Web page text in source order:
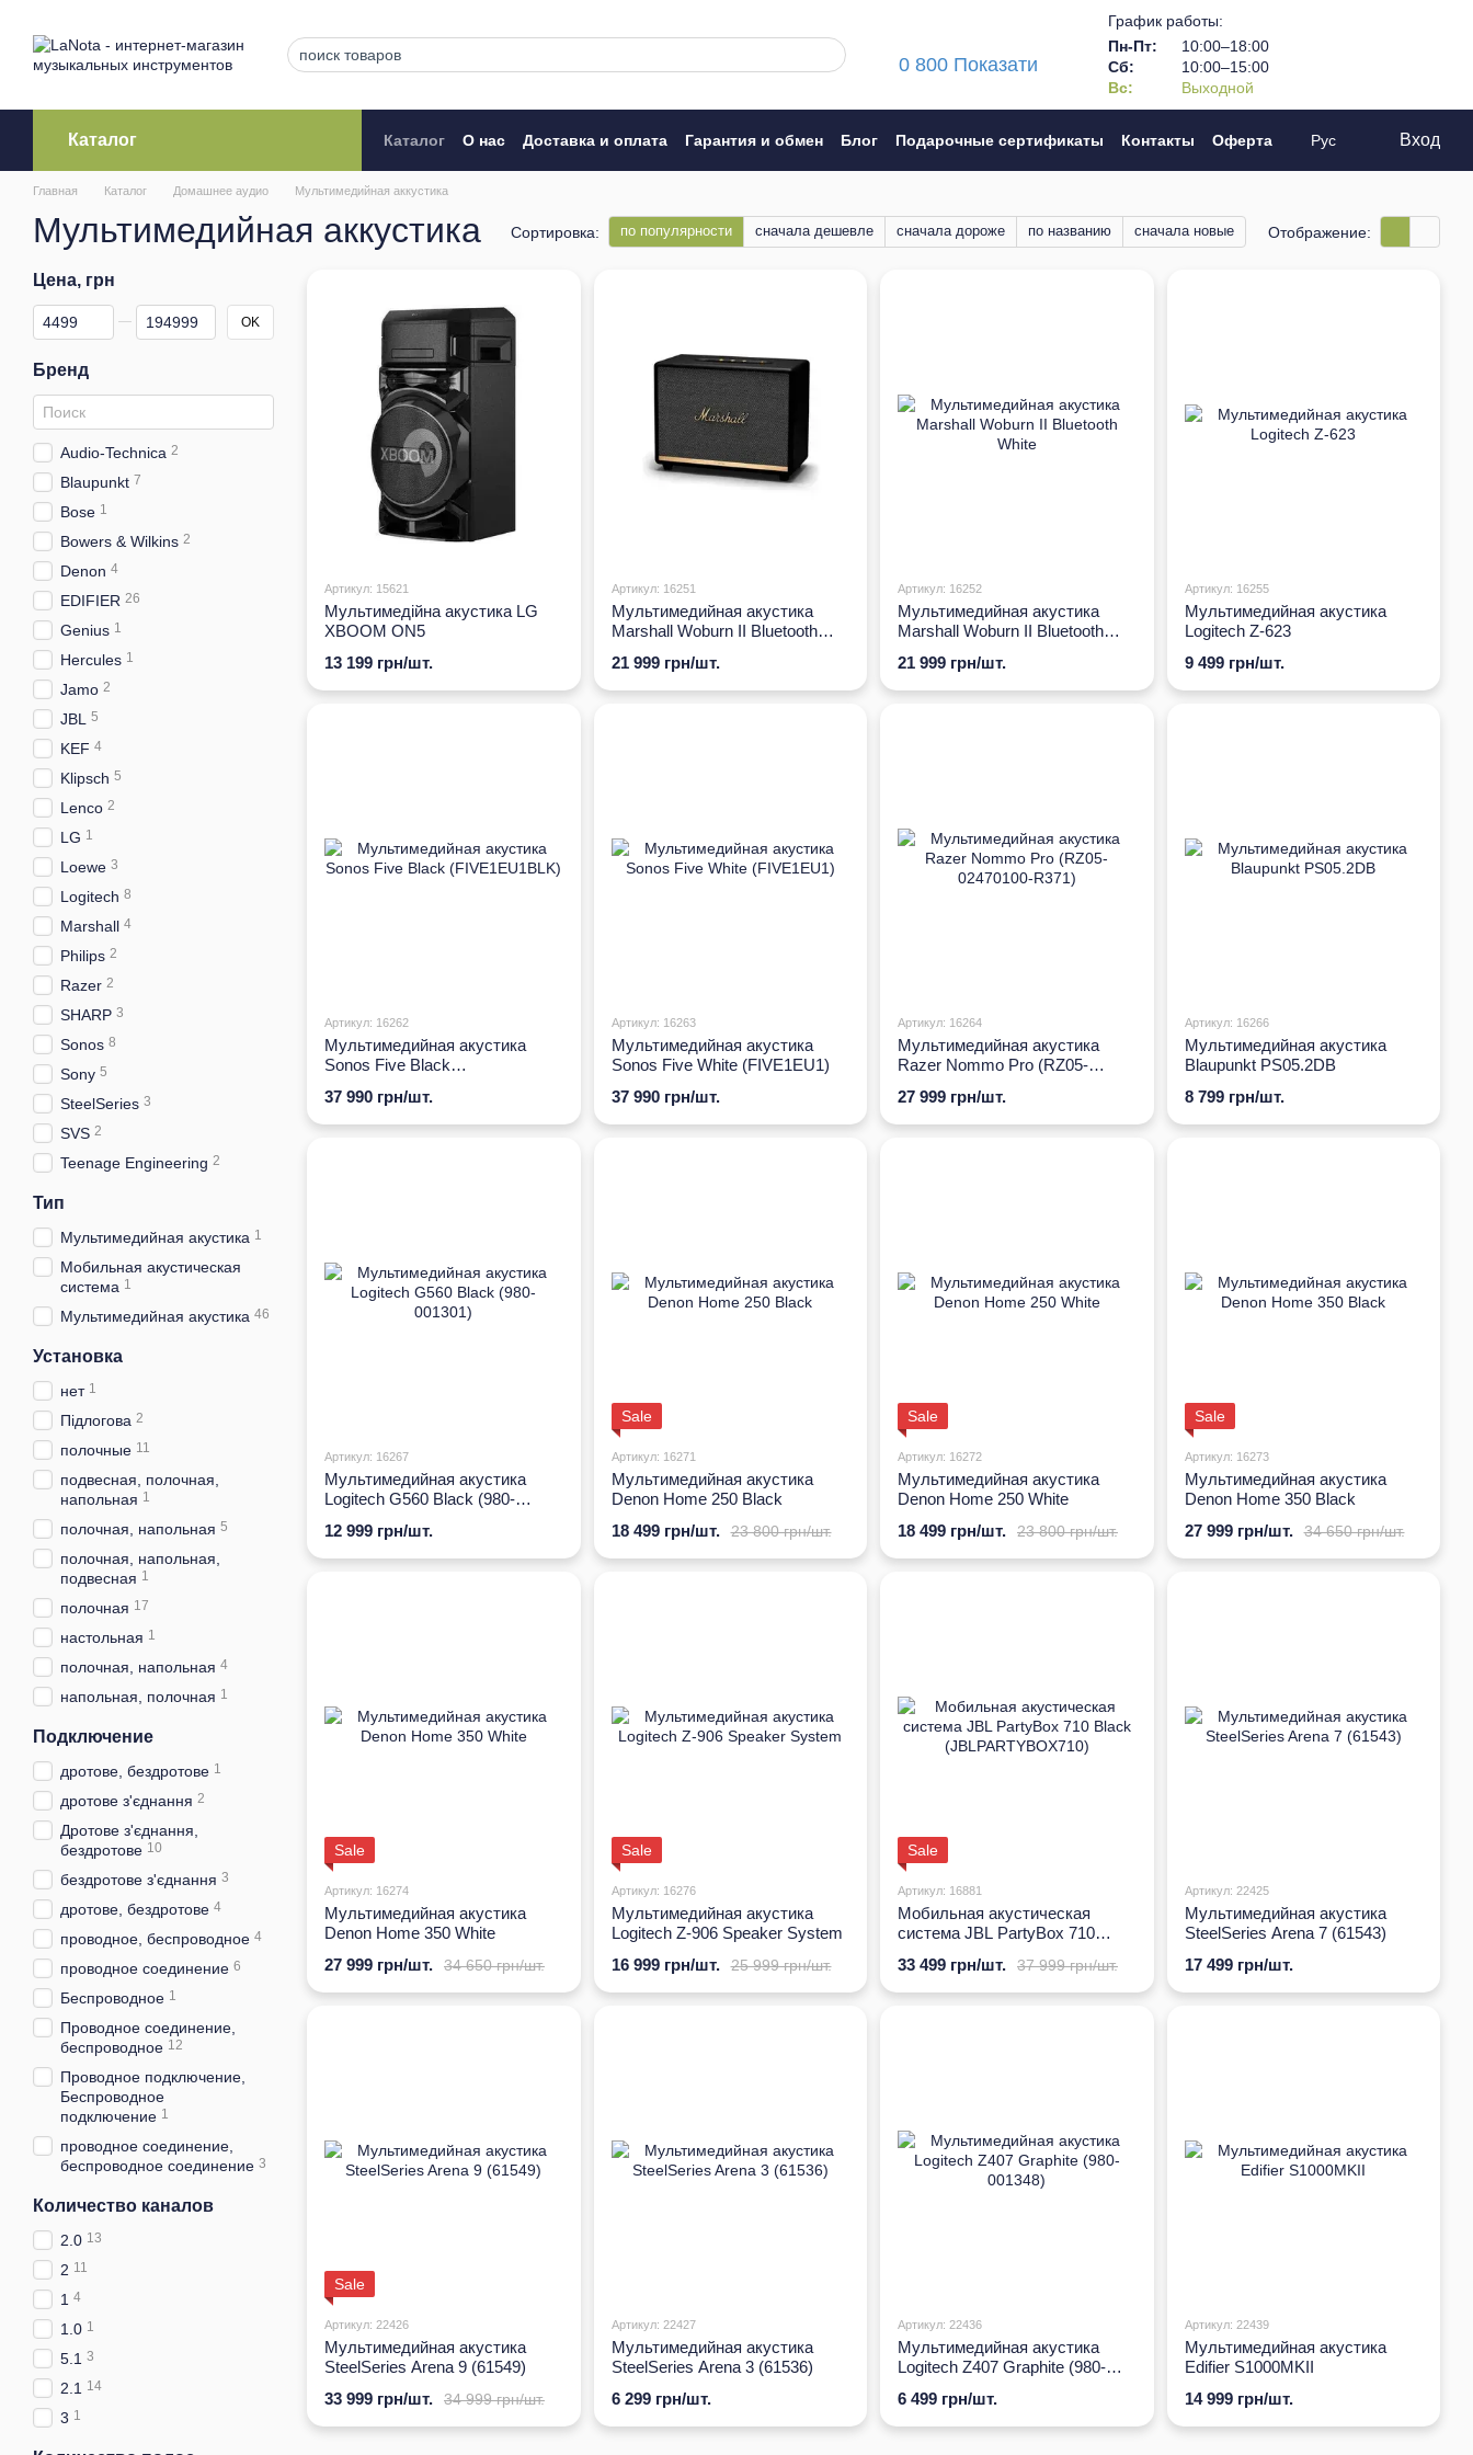
0 800 Показати
График работы:
Пн-Пт:
10:00–18:00
Сб:
10:00–15:00
Вс:
Выходной
Каталог Каталог О нас Доставка и оплата Гарантия и обмен Блог Подарочные сертификаты Контакты
Оферта
Рус Вход
Главная Каталог Домашнее аудио Мультимедийная аккустика
Мультимедийная аккустика Сортировка: по популярности сначала дешевле сначала дороже по названию сначала новые Отображение:
Артикул: 15621
Мультимедійна акустика LG
XBOOM ON5
13 199 грн/шт.
Артикул: 16251
Мультимедийная акустика
Marshall Woburn II Bluetooth
21 999 грн/шт.
Артикул: 16252
Мультимедийная акустика
Marshall Woburn II Bluetooth
21 999 грн/шт.
Артикул: 16255
Мультимедийная акустика
Logitech Z-623
9 499 грн/шт.
Артикул: 16262
Мультимедийная акустика
Sonos Five Black
37 990 грн/шт.
Артикул: 16263
Мультимедийная акустика
Sonos Five White (FIVE1EU1)
37 990 грн/шт.
Артикул: 16264
Мультимедийная акустика
Razer Nommo Pro (RZ05-
27 999 грн/шт.
Артикул: 16266
Мультимедийная акустика
Blaupunkt PS05.2DB
8 799 грн/шт.
Артикул: 16267
Мультимедийная акустика
Logitech G560 Black (980-
12 999 грн/шт.
Sale
Артикул: 16271
Мультимедийная акустика
Denon Home 250 Black
23 800 грн/шт.
18 499 грн/шт.
Sale
Артикул: 16272
Мультимедийная акустика
Denon Home 250 White
23 800 грн/шт.
18 499 грн/шт.
Sale
Артикул: 16273
Мультимедийная акустика
Denon Home 350 Black
34 650 грн/шт.
27 999 грн/шт.
Sale
Артикул: 16274
Мультимедийная акустика
Denon Home 350 White
34 650 грн/шт.
27 999 грн/шт.
Sale
Артикул: 16276
Мультимедийная акустика
Logitech Z-906 Speaker System
25 999 грн/шт.
16 999 грн/шт.
Sale
Артикул: 16881
Мобильная акустическая
система JBL PartyBox 710
37 999 грн/шт.
33 499 грн/шт.
Артикул: 22425
Мультимедийная акустика
SteelSeries Arena 7 (61543)
17 499 грн/шт.
Sale
Артикул: 22426
Мультимедийная акустика
SteelSeries Arena 9 (61549)
34 999 грн/шт.
33 999 грн/шт.
Артикул: 22427
Мультимедийная акустика
SteelSeries Arena 3 (61536)
6 299 грн/шт.
Артикул: 22436
Мультимедийная акустика
Logitech Z407 Graphite (980-
6 499 грн/шт.
Артикул: 22439
Мультимедийная акустика
Edifier S1000MKII
14 999 грн/шт.
Цена, грн
От Цена, грн
До Цена, грн OK
Бренд
Audio-Technica 2
Blaupunkt 7
Bose 1
Bowers & Wilkins 2
Denon 4
EDIFIER 26
Genius 1
Hercules 1
Jamo 2
JBL 5
KEF 4
Klipsch 5
Lenco 2
LG 1
Loewe 3
Logitech 8
Marshall 4
Philips 2
Razer 2
SHARP 3
Sonos 8
Sony 5
SteelSeries 3
SVS 2
Teenage Engineering 2
Тип
Мультимедийная акустика 1
Мобильная акустическая
система 1
Мультимедийная акустика 46
Установка
нет 1
Підлогова 2
полочные 11
подвесная, полочная,
напольная 1
полочная, напольная 5
полочная, напольная,
подвесная 1
полочная 17
настольная 1
полочная, напольная 4
напольная, полочная 1
Подключение
дротове, бездротове 1
дротове з'єднання 2
Дротове з'єднання,
бездротове 10
бездротове з'єднання 3
дротове, бездротове 4
проводное, беспроводное 4
проводное соединение 6
Беспроводное 1
Проводное соединение,
беспроводное 12
Проводное подключение,
Беспроводное
подключение 1
проводное соединение,
беспроводное соединение 3
Количество каналов
2.0 13
2 11
1 4
1.0 1
5.1 3
2.1 14
3 1